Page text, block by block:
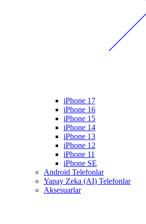
iPhone 17
iPhone 16
iPhone 15
iPhone 14
iPhone 13
iPhone 12
iPhone 11
iPhone SE
Android Telefonlar
Yapay Zeka (AI) Telefonlar
Aksesuarlar